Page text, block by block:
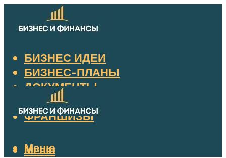
БИЗНЕС ИДЕИ
БИЗНЕС-ПЛАНЫ
ДОКУМЕНТЫ
НАЛОГИ
ФРАНШИЗЫ
Меню
Меню